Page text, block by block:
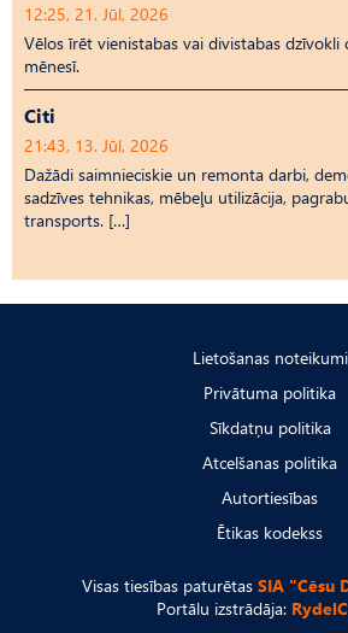
12:25, 21. Jūl, 2026
Vēlos īrēt vienistabas vai divistabas dzīvokli
mēnesī.
Citi
21:43, 13. Jūl, 2026
Dažādi saimnieciskie un remonta darbi,
sadzīves tehnikas, mēbeļu utilizācija,
transports. […]
Lietošanas noteikumi
Privātuma politika
Sīkdatņu politika
Atcelšanas politika
Autortiesības
Ētikas kodekss
Visas tiesības paturētas SIA "Cēsu
Portālu izstrādāja: